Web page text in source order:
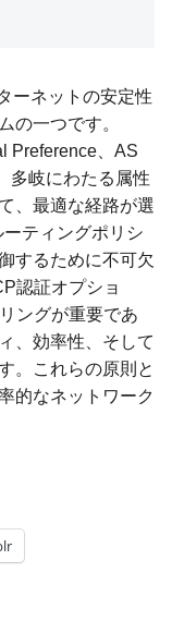
ーネットの安定性
の一つです。
Preference、AS
多岐にわたる属性
、最適な経路が選
ティングポリシ
するために不可欠
認証オプショ
ングが重要であ
、効率性、そして
。これらの原則と
的なネットワーク